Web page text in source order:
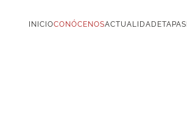
INICIOCONÓCENOSACTUALIDAD ETAPAS